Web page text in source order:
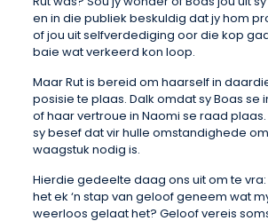
en in die publiek beskuldig dat jy hom
of jou uit selfverdediging oor die kop
baie wat verkeerd kon loop.
Maar Rut is bereid om haarself in
posisie te plaas. Dalk omdat sy Boas se
of haar vertroue in Naomi se raad
sy besef dat vir hulle omstandighede
waagstuk nodig is.
Hierdie gedeelte daag ons uit om te
het ek ‘n stap van geloof geneem wat
weerloos gelaat het? Geloof vereis